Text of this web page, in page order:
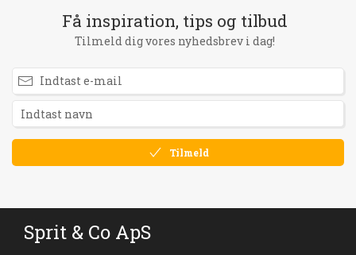
Få inspiration, tips og tilbud
Tilmeld dig vores nyhedsbrev i dag!
Tilmeld
Sprit & Co ApS